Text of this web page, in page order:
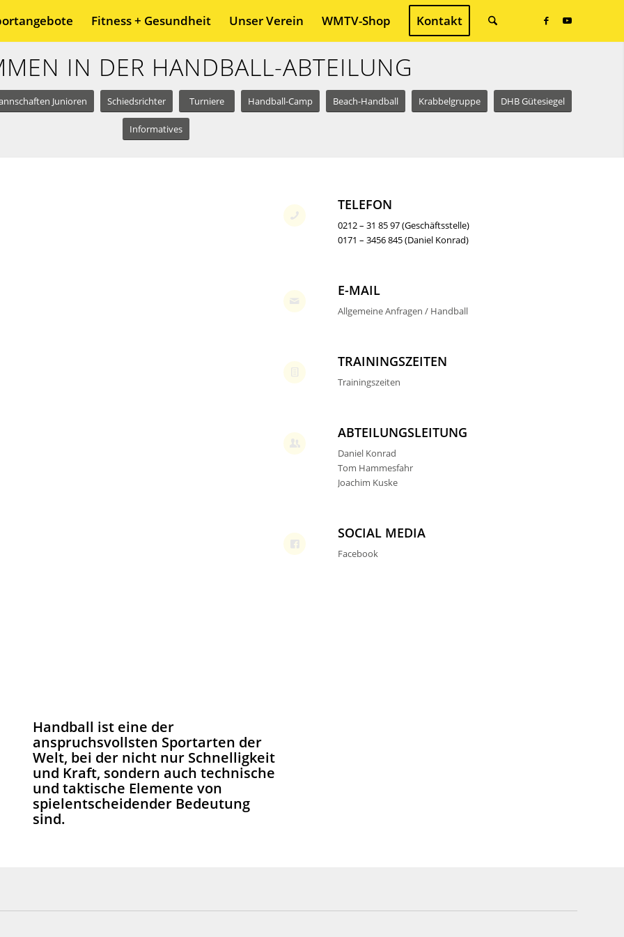
Fitness + Gesundheit Unser Verein WMTV-Shop Kontakt
IN DER HANDBALL-ABTEILUNG
Junioren Schiedsrichter Turniere Handball-Camp Beach-Handball Krabbelgruppe DHB Gütesiegel
Informatives
TELEFON
0212 – 31 85 97 (Geschäftsstelle)
0171 – 3456 845 (Daniel Konrad)
E-MAIL
Allgemeine Anfragen / Handball
TRAININGSZEITEN
Trainingszeiten
ABTEILUNGSLEITUNG
Daniel Konrad
Tom Hammesfahr
Joachim Kuske
SOCIAL MEDIA
Facebook
Handball ist eine der
anspruchsvollsten Sportarten der
Welt, bei der nicht nur Schnelligkeit
und Kraft, sondern auch technische
und taktische Elemente von
spielentscheidender Bedeutung
sind.